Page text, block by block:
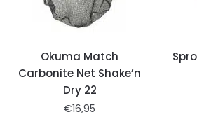
Okuma Match
Carbonite Net Shake’n
Dry 22
€16,95